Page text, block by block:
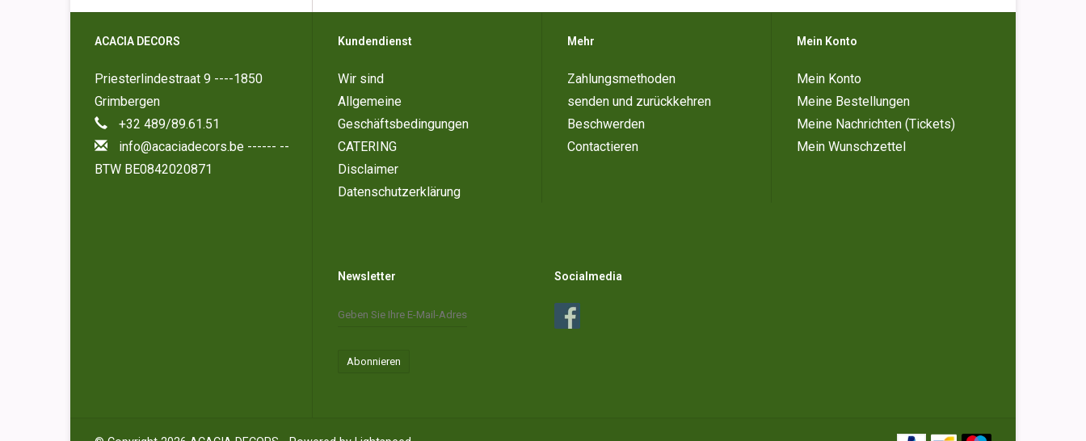
ACACIA DECORS
Priesterlindestraat 9 ----1850
Grimbergen
+32 489/89.61.51
info@acaciadecors.be ------ --
BTW BE0842020871
Kundendienst
Wir sind
Allgemeine
Geschäftsbedingungen
CATERING
Disclaimer
Datenschutzerklärung
Mehr
Zahlungsmethoden
senden und zurückkehren
Beschwerden
Contactieren
Mein Konto
Mein Konto
Meine Bestellungen
Meine Nachrichten (Tickets)
Mein Wunschzettel
Newsletter
Abonnieren
Socialmedia